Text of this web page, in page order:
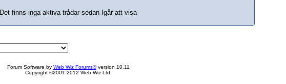
Det finns inga aktiva trådar sedan Igår att visa
Forum Software by Web Wiz Forums®version 10.11
Copyright ©2001-2012 Web Wiz Ltd.